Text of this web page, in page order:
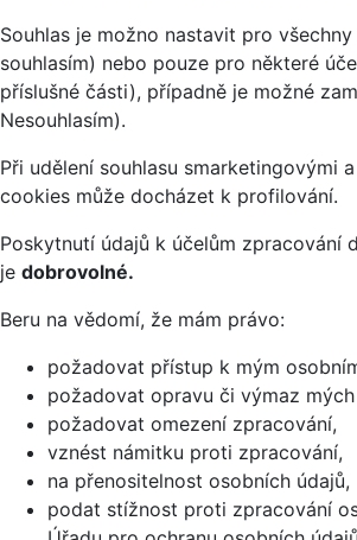
Souhlas je možno nastavit pro
souhlasím) nebo pouze pro některé
příslušné části), případně je možné
Nesouhlasím).
Při udělení souhlasu smarketingovými
cookies může docházet k profilování.
Poskytnutí údajů k účelům zpracování
je dobrovolné.
Beru na vědomí, že mám právo:
požadovat přístup k mým
požadovat opravu či výmaz
požadovat omezení zpracování,
vznést námitku proti zpracování,
na přenositelnost osobních údajů,
podat stížnost proti zpracování